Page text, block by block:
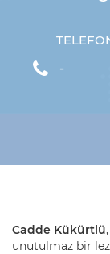
-
Cadde Kükürtlü
unutulmaz bir